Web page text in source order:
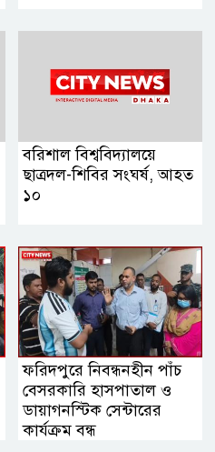
বরিশাল বিশ্ববিদ্যালয়ে
ছাত্রদল-শিবির সংঘর্ষ, আহত
১০
ফরিদপুরে নিবন্ধনহীন পাঁচ
বেসরকারি হাসপাতাল ও
ডায়াগনস্টিক সেন্টারের
কার্যক্রম বন্ধ